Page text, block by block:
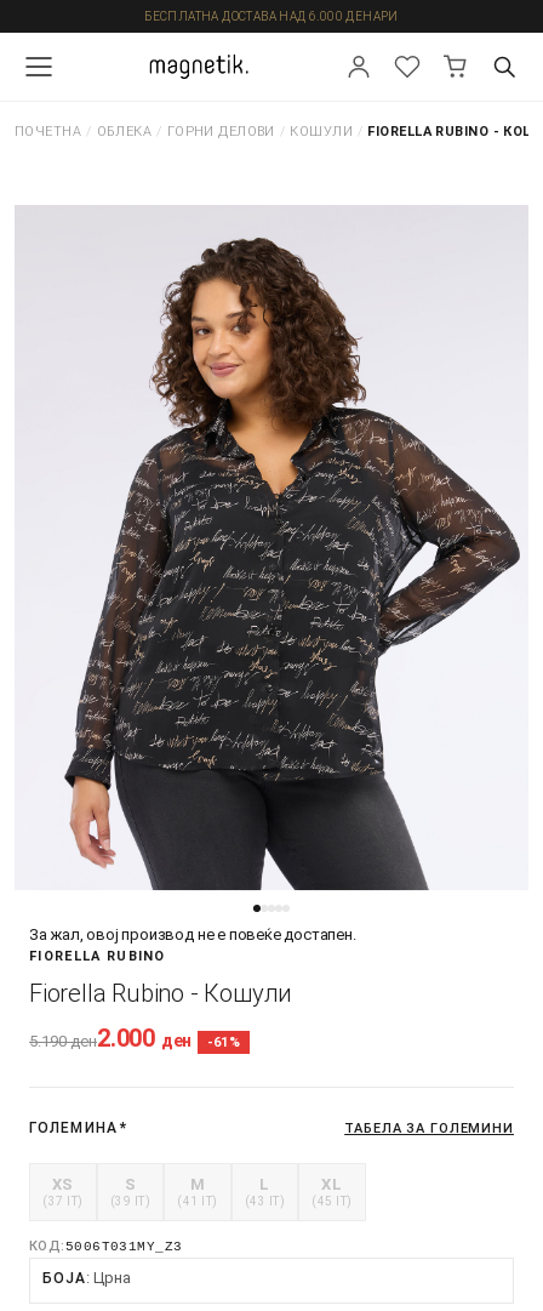
БЕСПЛАТНА ДОСТАВА НАД 6.000 ДЕНАРИ
ПОЧЕТНА / ОБЛЕКА / ГОРНИ ДЕЛОВИ / КОШУЛИ / FIORELLA RUBINO -
За жал, овој производ не е повеќе достапен.
FIORELLA RUBINO
Fiorella Rubino - Кошули
5.190ден2.000 ден -61%
ГОЛЕМИНА * ТАБЕЛА ЗА ГОЛЕМИНИ
XS
(37 IT)
S
(39 IT)
M
(41 IT)
L
(43 IT)
XL
(45 IT)
КОД:5006T031MY_Z3
БОЈА Црна